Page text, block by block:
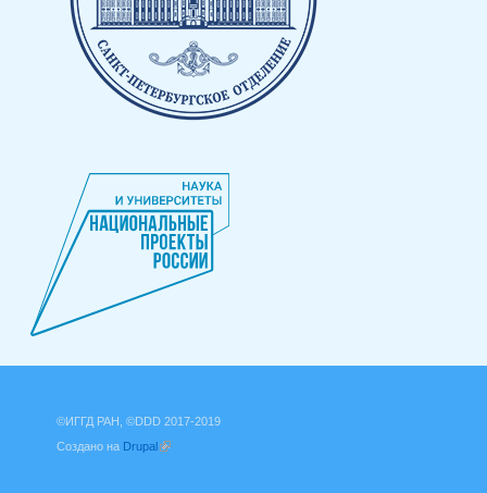
©ИГГД РАН, ©DDD 2017-2019
Создано на Drupal